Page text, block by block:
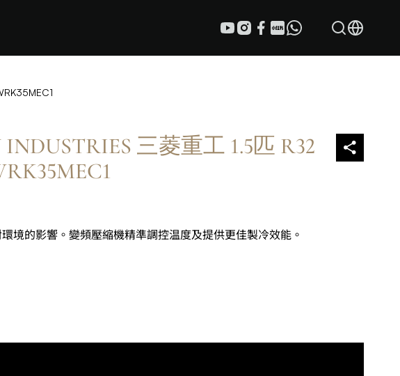
三菱重工 1.5匹 R32
境的影響。變頻壓縮機精準調控温度及提供更佳製冷效能。